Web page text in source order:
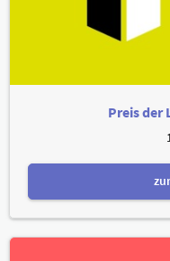
Preis der